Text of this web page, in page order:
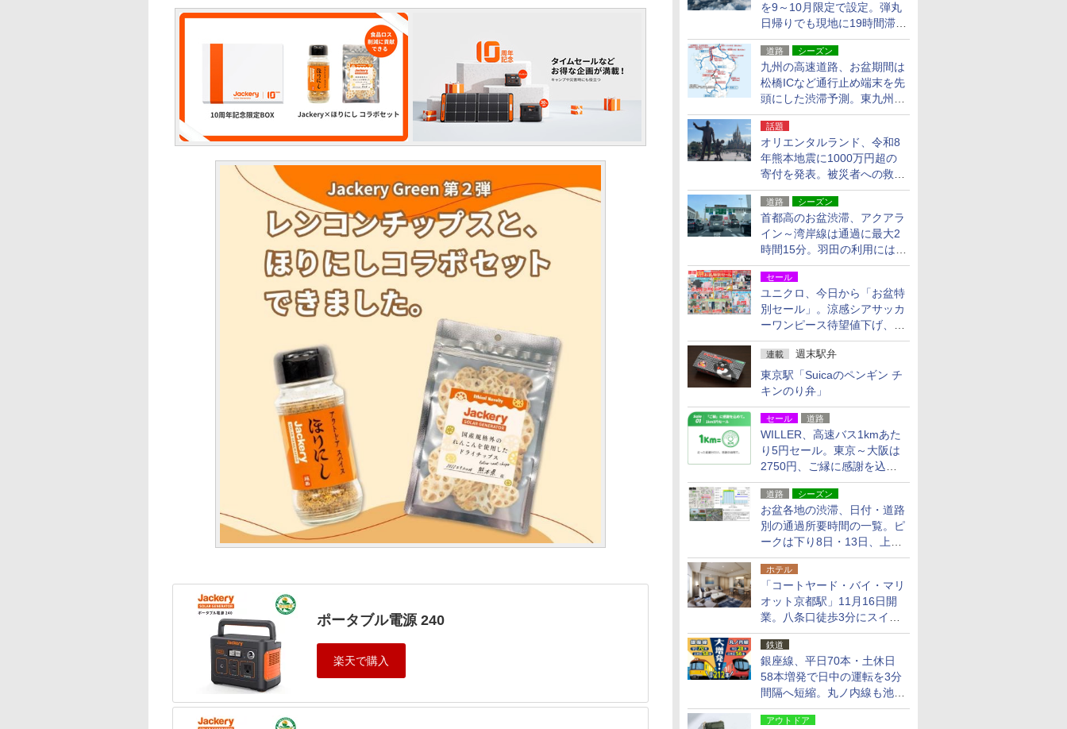
を9～10月限定で設定。弾丸
日帰りでも現地に19時間滞在
できる
道路 シーズン
九州の高速道路、お盆期間は
松橋ICなど通行止め端末を先
頭にした渋滞予測。東九州道
への迂回は料金調整を実施
話題
オリエンタルランド、令和8
年熊本地震に1000万円超の
寄付を発表。被災者への救援
活動・復旧支援
道路 シーズン
首都高のお盆渋滞、アクアラ
イン～湾岸線は通過に最大2
時間15分。羽田の利用には
「空港西出口」の利用検討を
セール
ユニクロ、今日から「お盆特
別セール」。涼感シアサッカ
ーワンピース待望値下げ、撥
水ギアショーツは1990円に
連載 週末駅弁
東京駅「Suicaのペンギン チ
キンのり弁」
セール 道路
WILLER、高速バス1kmあた
り5円セール。東京～大阪は
2750円、ご縁に感謝を込め
た20周年記念キャンペーン
道路 シーズン
お盆各地の渋滞、日付・道路
別の通過所要時間の一覧。ピ
ークは下り8日・13日、上り
14日・15日
ホテル
「コートヤード・バイ・マリ
オット京都駅」11月16日開
業。八条口徒歩3分にスイー
ト含む全270室、ダイニング
も併設
鉄道
銀座線、平日70本・土休日
58本増発で日中の運転を3分
間隔へ短縮。丸ノ内線も池袋
～中野坂上を4分間隔に
アウトドア
ポータブル電源 240